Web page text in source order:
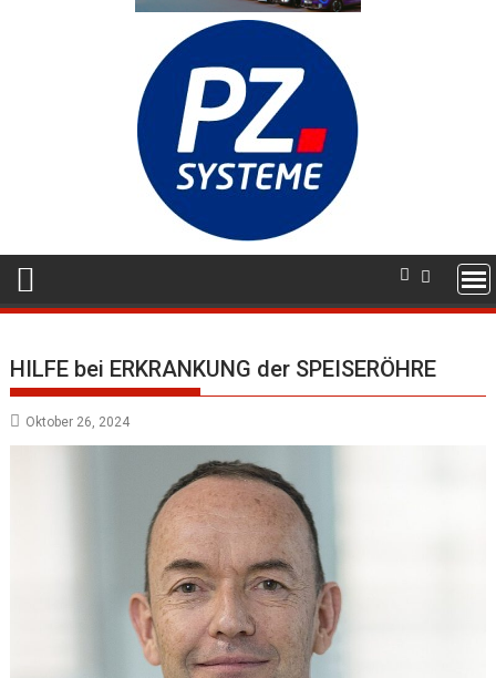
HILFE bei ERKRANKUNG der SPEISERÖHRE
Oktober 26, 2024